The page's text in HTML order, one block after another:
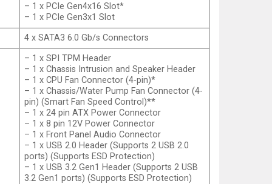
– 1 x PCIe Gen4x16 Slot*
– 1 x PCIe Gen3x1 Slot
4 x SATA3 6.0 Gb/s Connectors
– 1 x SPI TPM Header
– 1 x Chassis Intrusion and Speaker Header
– 1 x CPU Fan Connector (4-pin)*
– 1 x Chassis/Water Pump Fan Connector (4-
pin) (Smart Fan Speed Control)**
– 1 x 24 pin ATX Power Connector
– 1 x 8 pin 12V Power Connector
– 1 x Front Panel Audio Connector
– 1 x USB 2.0 Header (Supports 2 USB 2.0
ports) (Supports ESD Protection)
– 1 x USB 3.2 Gen1 Header (Supports 2 USB
3.2 Gen1 ports) (Supports ESD Protection)